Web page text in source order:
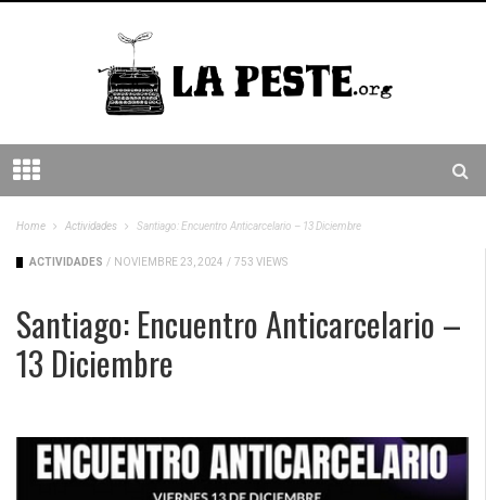
Home Actividades Santiago: Encuentro Anticarcelario – 13 Diciembre
ACTIVIDADES / NOVIEMBRE 23, 2024 / 753 VIEWS
Santiago: Encuentro Anticarcelario –
13 Diciembre